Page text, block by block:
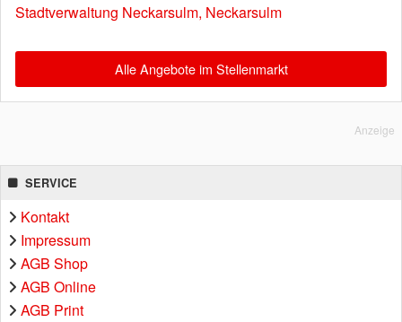
Stadtverwaltung Neckarsulm, Neckarsulm
Alle Angebote im Stellenmarkt
Anzeige
SERVICE
Kontakt
Impressum
AGB Shop
AGB Online
AGB Print